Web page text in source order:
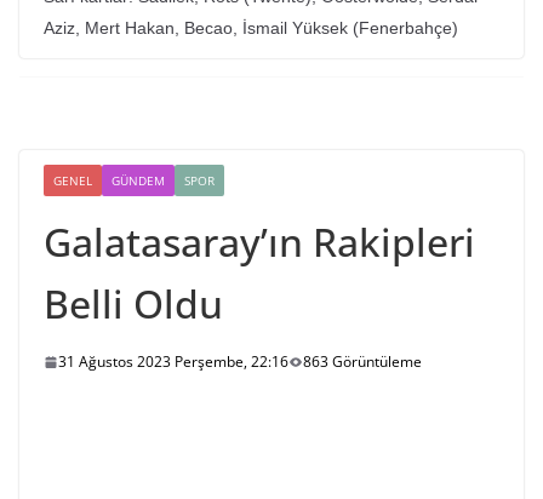
Aziz, Mert Hakan, Becao, İsmail Yüksek (Fenerbahçe)
GENEL GÜNDEM SPOR
Galatasaray’ın Rakipleri
Belli Oldu
31 Ağustos 2023 Perşembe, 22:16 863 Görüntüleme